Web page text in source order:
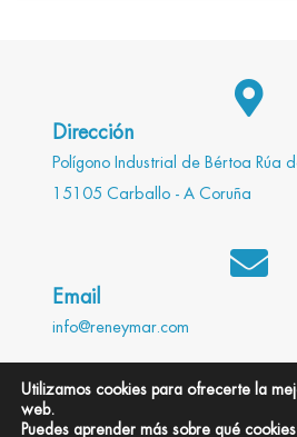
Dirección
Polígono Industrial de Bértoa Rúa
15105 Carballo - A Coruña
Email
info@reneymar.com
Teléfono
Utilizamos cookies para ofrecerte la
web.
Puedes aprender más sobre qué